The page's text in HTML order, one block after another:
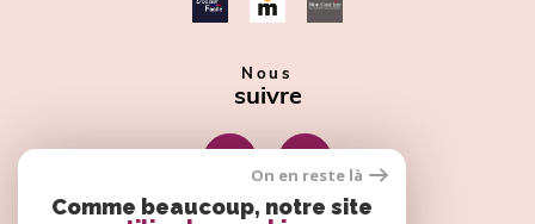
Nous
suivre
On en reste là
Comme beaucoup, notre site